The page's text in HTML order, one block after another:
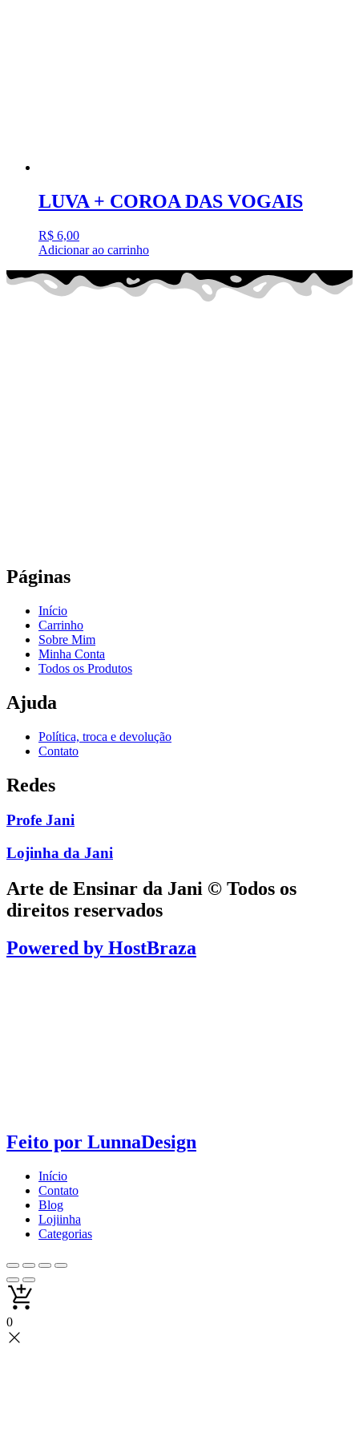
LUVA + COROA DAS VOGAIS
R$ 6,00
Adicionar ao carrinho
Páginas
Início
Carrinho
Sobre Mim
Minha Conta
Todos os Produtos
Ajuda
Política, troca e devolução
Contato
Redes
Profe Jani
Lojinha da Jani
Arte de Ensinar da Jani © Todos os
direitos reservados
Powered by HostBraza
Feito por LunnaDesign
Início
Contato
Blog
Lojiinha
Categorias
0